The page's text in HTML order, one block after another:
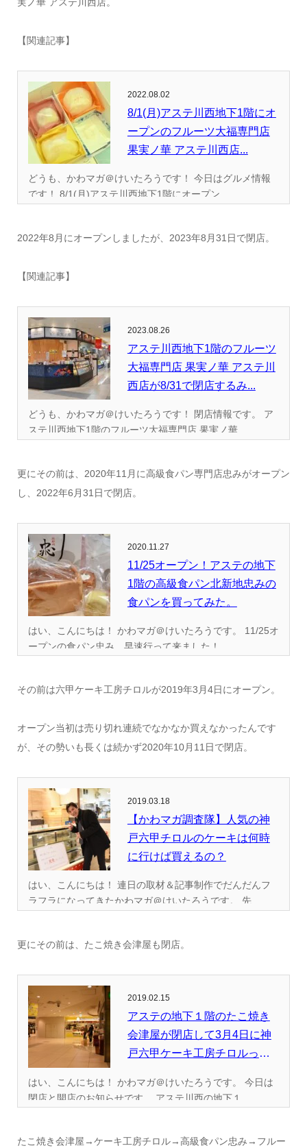
実ノ華 アステ川西店。
【関連記事】
2022.08.02
8/1(月)アステ川西地下1階にオ
ープンのフルーツ大福専門店
果実ノ華 アステ川西店...
どうも、かわマガ＠けいたろうです！ 今日はグルメ情報
です！ 8/1(月)アステ川西地下1階にオープン...
2022年8月にオープンしましたが、2023年8月31日で閉店。
【関連記事】
2023.08.26
アステ川西地下1階のフルーツ
大福専門店 果実ノ華 アステ川
西店が8/31で閉店するみ...
どうも、かわマガ＠けいたろうです！ 閉店情報です。 ア
ステ川西地下1階のフルーツ大福専門店 果実ノ華...
更にその前は、2020年11月に高級食パン専門店忠みがオープン
し、2022年6月31日で閉店。
2020.11.27
11/25オープン！アステの地下
1階の高級食パン北新地忠みの
食パンを買ってみた。
はい、こんにちは！ かわマガ＠けいたろうです。 11/25オ
ープンの食パン忠み、早速行って来ました！...
その前は六甲ケーキ工房チロルが2019年3月4日にオープン。
オープン当初は売り切れ連続でなかなか買えなかったんです
が、その勢いも長くは続かず2020年10月11日で閉店。
2019.03.18
【かわマガ調査隊】人気の神
戸六甲チロルのケーキは何時
に行けば買えるの？
はい、こんにちは！ 連日の取材＆記事制作でだんだんフ
ラフラになってきたかわマガ＠けいたろうです。 先...
更にその前は、たこ焼き会津屋も閉店。
2019.02.15
アステの地下１階のたこ焼き
会津屋が閉店して3月4日に神
戸六甲ケーキ工房チロルって
はい、こんにちは！ かわマガ＠けいたろうです。 今日は
閉店と開店のお知らせです。 アステ川西の地下１...
たこ焼き会津屋→ケーキ工房チロル→高級食パン忠み→フルー